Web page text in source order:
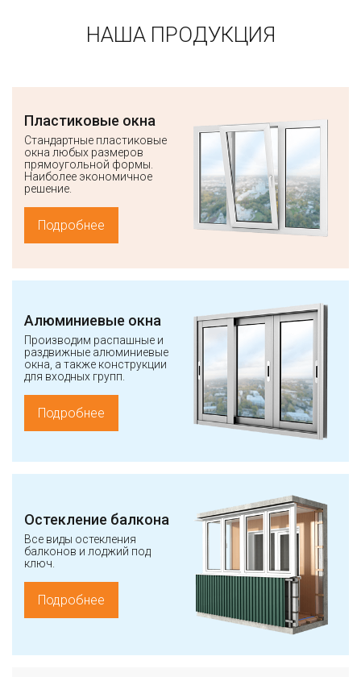
НАША ПРОДУКЦИЯ
Пластиковые окна
Стандартные пластиковые
окна любых размеров
прямоугольной формы.
Наиболее экономичное
решение.
Подробнее
Алюминиевые окна
Производим распашные и
раздвижные алюминиевые
окна, а также конструкции
для входных групп.
Подробнее
Остекление балкона
Все виды остекления
балконов и лоджий под
ключ.
Подробнее